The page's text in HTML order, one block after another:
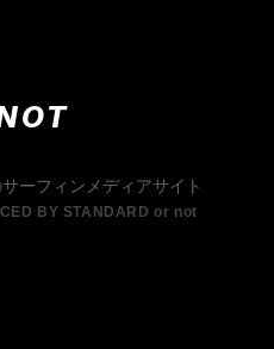
SURF OR NOT
ーフィンメディアサイト
BY STANDARD or not